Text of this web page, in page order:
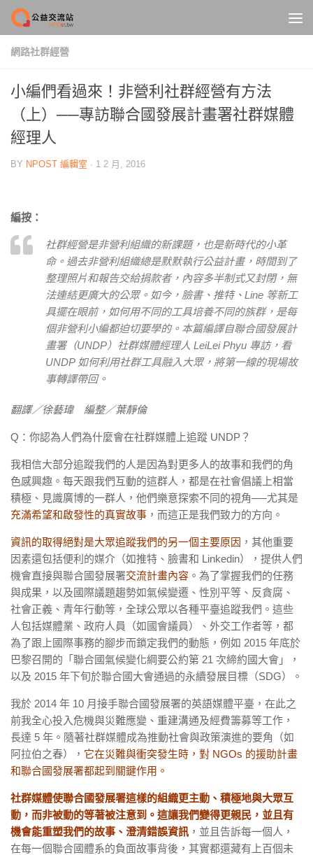
Skip to content
網路社群經營
小編們看過來！非營利社群經營有方法
（上）──專訪聯合國發展計畫署社群媒體
經理人
BY NPOST 編輯室 · 1 2 月, 2016
編按：
社群經營是非營利組織的新課題，也是新時代的小革
命。過去非營利組織總是默默執行公益計畫，時間到了
整理照片和報告交給捐款者，內容多半制式又封閉，無
法連結更廣大的公眾。如今，臉書、推特、Line 等新工
具擺在眼前，如何用不同的工具培養不同的族群，是每
個非營利小編都迫切要學的。本篇編譯自聯合國發展計
畫署（UNDP）社群媒體經理人 LeiLei Phyu 專訪，看
UNDP 如何利用社群工具融入大眾，將第一線的現場故
事轉譯帶回。
翻譯／徐藝瑋 編整／葉靜倫
Q：你認為人們為什麼會在社群媒體上追蹤 UNDP？
我相信大部分追蹤我們的人是因為對更多人的故事和我們的角
色感興趣。每天跟我們互動的這群人，都是在社會倡議上相當
積極、見識廣博的一群人，他們樂意探索不同的視角──尤其是
充滿希望和啟發性的真實故事 ，而這正是我們致力的方向。
資訊的取得絕對是大眾追蹤我們的另一個主要原因 ，其他重要
因素還包括便利的媒介（如推特、臉書和 Linkedin），提供人們
機會直接與聯合國發展署交流計畫內容 。為了掌握我們的任務
與成果，以及國際議題趨勢如氣候變遷、性別平等、反貪腐、
社會正義、青年行動等，全球公眾以各種平臺追蹤我們。這些
人包括媒體業、政府人員（如國會議員）、外交工作者等，都
為了跟上國際事務的腳步而鎖定我們的動態，例如 2015 年底於
巴黎召開的「聯合國氣候變化綱要公約第 21 次締約國大會」，
以及 2015 年下旬於聯合國大會通過的永續發展目標（SDG）。
我於 2014 年 10 月接手聯合國發展署的英語媒體平臺，在此之
前我全心投入危機與災難應變、重建溝通及經費籌募等工作，
長達 5 年。隨著社群媒體成為推動社會與政策演進的要角（如
阿拉伯之春）， 它在災難與衝突發生時，對 NGOs 的援助計畫
和聯合國發展署都起到關鍵作用。
社群媒體使聯合國發展署這樣的組織更主動、積極地與大眾互
動，而非被動的等著被注意到。這讓我們變得更親民，並且有
機會能重塑我們的故事、澄清錯誤資訊 ，並且告訴每一個人，
在每一個聯合國體系的負面故事背後，其實都還藏有上百個未